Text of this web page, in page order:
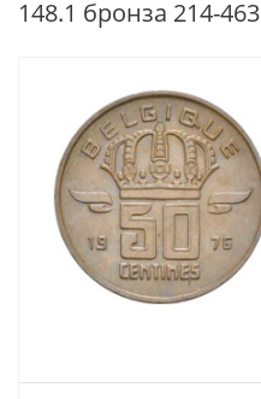
148.1 бронза 214-463